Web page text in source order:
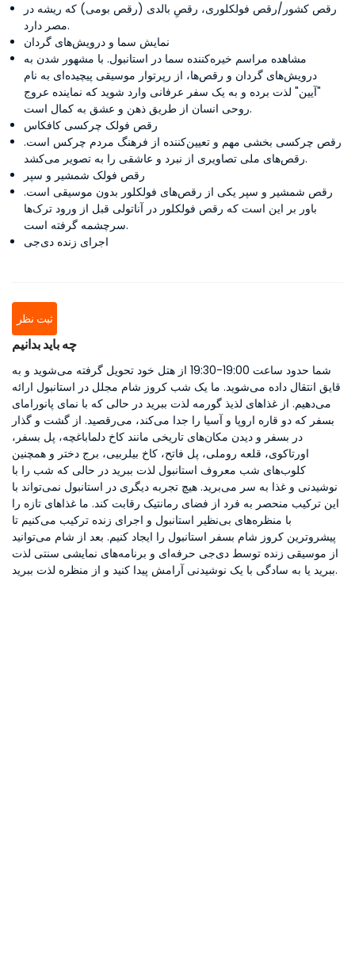
رقص کشور/رقص فولکلوری، رقصِ بالدی (رقص بومی) که ریشه در
مصر دارد.
مشاهده مراسم خیره‌کننده سما در استانبول. با مشهور شدن به
درویش‌های گردان و رقص‌ها، از رپرتوار موسیقی پیچیده‌ای به نام
"آیین" لذت برده و به یک سفر عرفانی وارد شوید که نماینده عروج
روحی انسان از طریق ذهن و عشق به کمال است.
رقص چرکسی بخشی مهم و تعیین‌کننده از فرهنگ مردم چرکس است.
رقص‌های ملی تصاویری از نبرد و عاشقی را به تصویر می‌کشد.
رقص شمشیر و سپر یکی از رقص‌های فولکلور بدون موسیقی است.
باور بر این است که رقص فولکلور در آناتولی قبل از ورود ترک‌ها
سرچشمه گرفته است.
اجرای زنده دی‌جی
ثبت نظر
چه باید بدانیم
شما حدود ساعت 19:00-19:30 از هتل خود تحویل گرفته می‌شوید و به
قایق انتقال داده می‌شوید. ما یک شب کروز شام مجلل در استانبول ارائه
می‌دهیم. از غذاهای لذیذ گورمه لذت ببرید در حالی که با نمای پانورامای
بسفر که دو قاره اروپا و آسیا را جدا می‌کند، می‌رقصید. از گشت و گذار
در بسفر و دیدن مکان‌های تاریخی مانند کاخ دلماباغچه، پل بسفر،
اورتاکوی، قلعه روملی، پل فاتح، کاخ بیلربیی، برج دختر و همچنین
کلوب‌های شب معروف استانبول لذت ببرید در حالی که شب را با
نوشیدنی و غذا به سر می‌برید. هیچ تجربه دیگری در استانبول نمی‌تواند با
این ترکیب منحصر به فرد از فضای رمانتیک رقابت کند. ما غذاهای تازه را
با منظره‌های بی‌نظیر استانبول و اجرای زنده ترکیب می‌کنیم تا
پیشروترین کروز شام بسفر استانبول را ایجاد کنیم. بعد از شام می‌توانید
از موسیقی زنده توسط دی‌جی حرفه‌ای و برنامه‌های نمایشی سنتی لذت
ببرید یا به سادگی با یک نوشیدنی آرامش پیدا کنید و از منظره لذت ببرید.